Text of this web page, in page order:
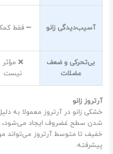
آسیب‌دیدگی زانو ➖ فقط
بی‌تحرکی و ضعف
عضلات
❌ مؤثر
نیست
آرتروز زانو
خشکی زانو در آرتروز معمولا به
شدن سطح غضروف ایجاد می‌شود،
خفیف تا متوسط آرتروز می‌تواند
پیشرفته.